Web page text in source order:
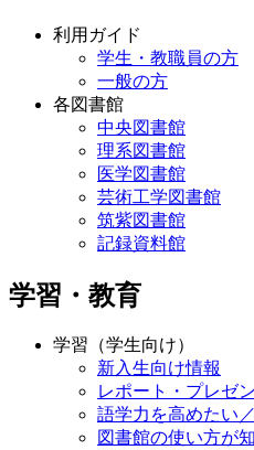
利用ガイド
学生・教職員の方
一般の方
各図書館
中央図書館
理系図書館
医学図書館
芸術工学図書館
筑紫図書館
記録資料館
学習・教育
学習（学生向け）
新入生向け情報
レポート・プレゼ
語学力を高めたい
図書館の使い方が